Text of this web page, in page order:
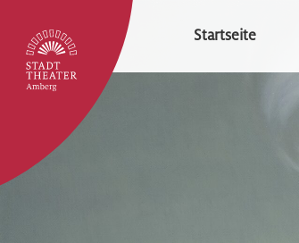
Startseite